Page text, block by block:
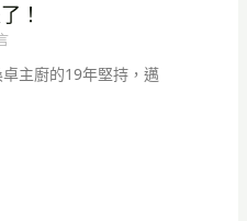
！
主廚的19年堅持，邁